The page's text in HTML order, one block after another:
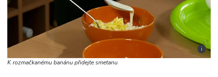
i
K rozmačkanému banánu přidejte smetanu